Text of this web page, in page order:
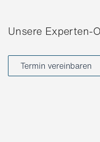
Unsere Experten-
Termin vereinbaren